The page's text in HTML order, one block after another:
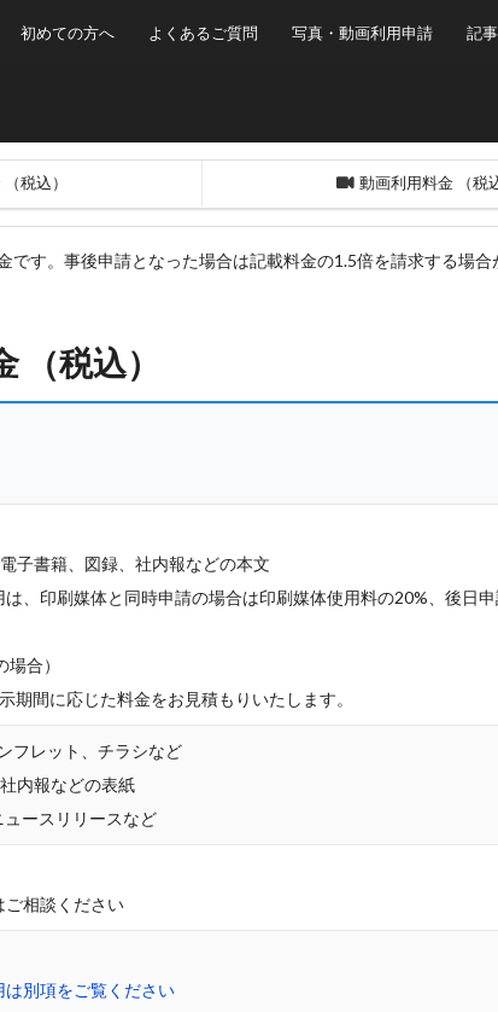
初めての方へ よくあるご質問 写真・動画利用申請 記
税込） 動画利用料金 （税
です。事後申請となった場合は記載料金の1.5倍を請求する場
（税込）
子書籍、図録、社内報などの本文
、印刷媒体と同時申請の場合は印刷媒体使用料の20%、後日
合）
期間に応じた料金をお見積もりいたします。
フレット、チラシなど
内報などの表紙
ースリリースなど
ご相談ください
別項をご覧ください